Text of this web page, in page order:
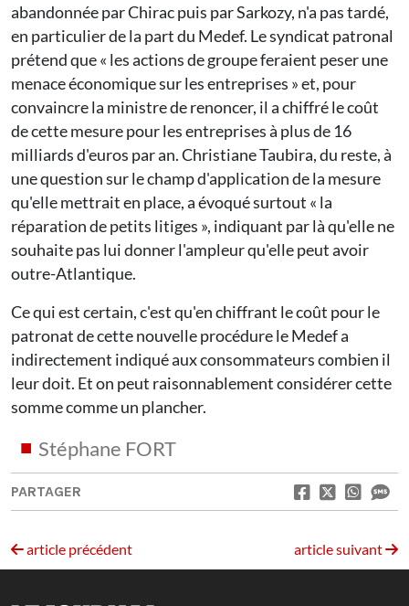
abandonnée par Chirac puis par Sarkozy, n'a pas tardé,
en particulier de la part du Medef. Le syndicat patronal
prétend que « les actions de groupe feraient peser une
menace économique sur les entreprises » et, pour
convaincre la ministre de renoncer, il a chiffré le coût
de cette mesure pour les entreprises à plus de 16
milliards d'euros par an. Christiane Taubira, du reste, à
une question sur le champ d'application de la mesure
qu'elle mettrait en place, a évoqué surtout « la
réparation de petits litiges », indiquant par là qu'elle ne
souhaite pas lui donner l'ampleur qu'elle peut avoir
outre-Atlantique.
Ce qui est certain, c'est qu'en chiffrant le coût pour le
patronat de cette nouvelle procédure le Medef a
indirectement indiqué aux consommateurs combien il
leur doit. Et on peut raisonnablement considérer cette
somme comme un plancher.
Stéphane FORT
PARTAGER
article précédent article suivant